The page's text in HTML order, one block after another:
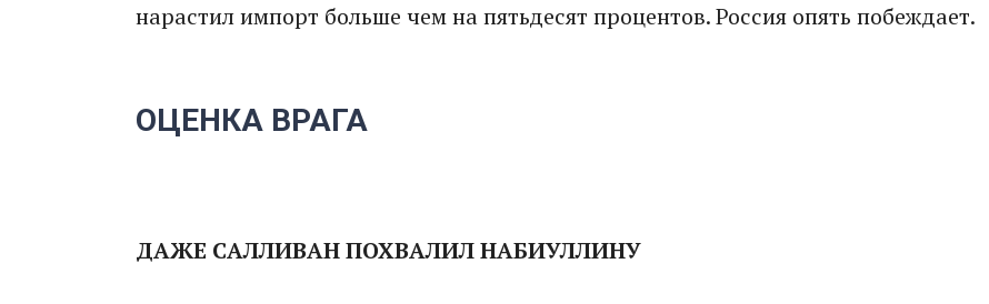
нарастил импорт больше чем на пятьдесят процентов. Россия опять побеждает.
ОЦЕНКА ВРАГА
ДАЖЕ САЛЛИВАН ПОХВАЛИЛ НАБИУЛЛИНУ